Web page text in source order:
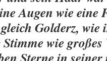
Augen wie eine
Golderz,
wie